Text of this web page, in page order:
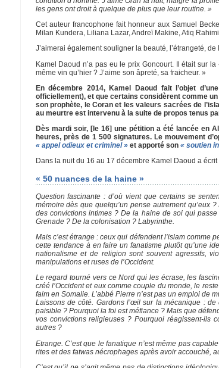
les gens ont droit à quelque de plus que leur routine. »
Cet auteur francophone fait honneur aux Samuel
Milan Kundera, Liliana Lazar, Andreï Makine, Atiq
J’aimerai également souligner la beauté, l’étrangeté,
Kamel Daoud n’a pas eu le prix Goncourt. Il était sur
même vin qu’hier ? J’aime son âpreté, sa fraicheur. »
En décembre 2014, Kamel Daoud fait l’objet
officiellement), et que certains considèrent comme
son prophète, le Coran et les valeurs sacrées de
au meurtre est intervenu à la suite de propos tenus
Dès mardi soir, [le 16] une pétition a été lancée en
heures, près de 1 500 signatures. Le mouvement
« appel odieux et criminel »et apporté son « soutien
Dans la nuit du 16 au 17 décembre Kamel Daoud a écrit
« 50 nuances de la haine »
Question fascinante : d’où vient que certains se
mémoire dès que quelqu’un pense autrement qu’eux
des convictions intimes ? De la haine de soi qui
Grenade ? De la colonisation ? Labyrinthe.
Mais c’est étrange : ceux qui défendent l’islam
cette tendance à en faire un fanatisme plutôt qu’une
nationalisme et de religion sont souvent agressifs,
manipulations et ruses de l’Occident.
Le regard tourné vers ce Nord qui les écrase, les
créé l’Occident et eux comme couple du monde, le
faim en Somalie. L’abbé Pierre n’est pas un emploi de
Laissons de côté. Gardons l’œil sur la mécanique :
paisible ? Pourquoi la foi est méfiance ? Mais que
vos convictions religieuses ? Pourquoi réagissent-ils
autres ?
Etrange. C’est que le fanatique n’est même pas
rites et des fatwas nécrophages après avoir accouché,